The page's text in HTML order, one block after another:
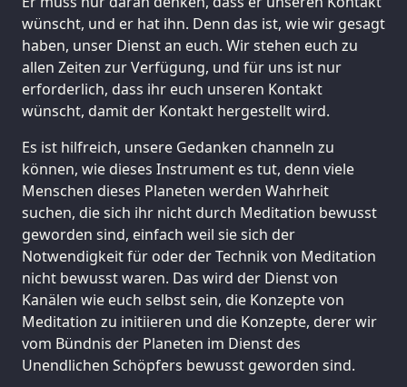
wünscht, und er hat ihn. Denn das ist, wie wir gesagt
haben, unser Dienst an euch. Wir stehen euch zu
allen Zeiten zur Verfügung, und für uns ist nur
erforderlich, dass ihr euch unseren Kontakt
wünscht, damit der Kontakt hergestellt wird.
Es ist hilfreich, unsere Gedanken channeln zu
können, wie dieses Instrument es tut, denn viele
Menschen dieses Planeten werden Wahrheit
suchen, die sich ihr nicht durch Meditation bewusst
geworden sind, einfach weil sie sich der
Notwendigkeit für oder der Technik von Meditation
nicht bewusst waren. Das wird der Dienst von
Kanälen wie euch selbst sein, die Konzepte von
Meditation zu initiieren und die Konzepte, derer wir
vom Bündnis der Planeten im Dienst des
Unendlichen Schöpfers bewusst geworden sind.